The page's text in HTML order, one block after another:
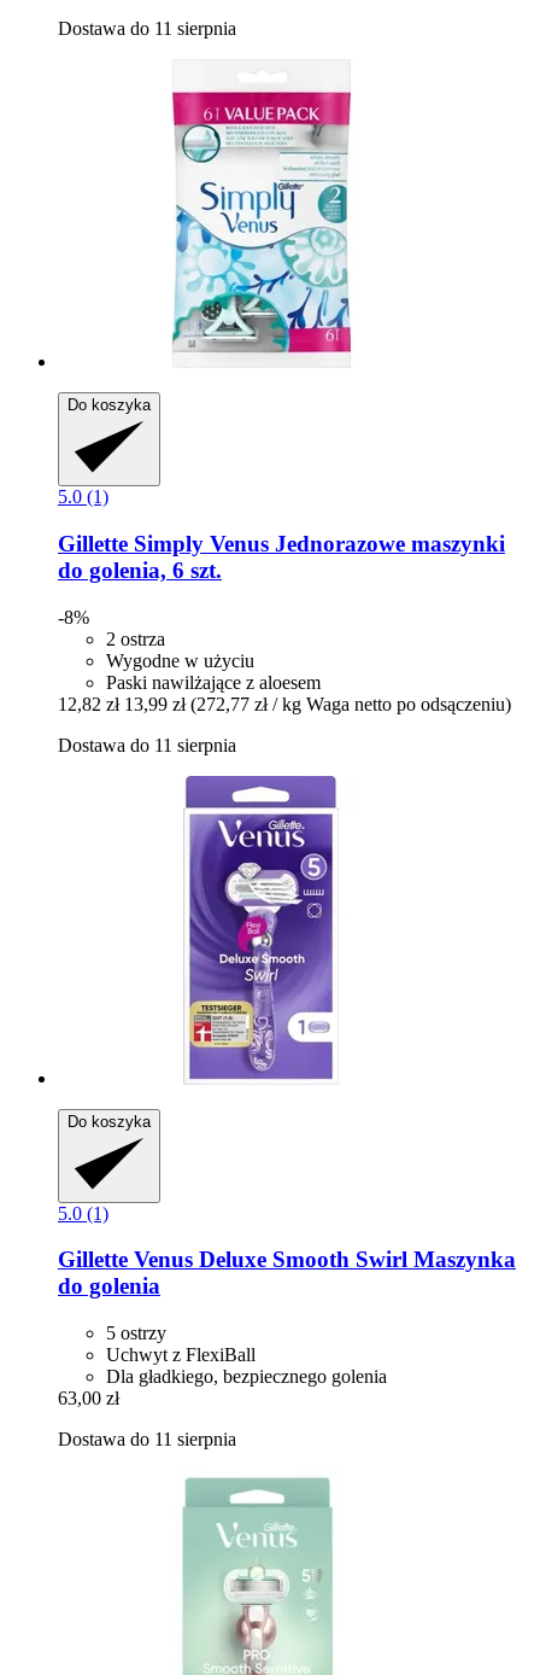
Dostawa do 11 sierpnia
Do koszyka
5.0 (1)
Gillette Simply Venus Jednorazowe maszynki
do golenia, 6 szt.
-8%
2 ostrza
Wygodne w użyciu
Paski nawilżające z aloesem
12,82 zł 13,99 zł (272,77 zł / kg Waga netto po odsączeniu)
Dostawa do 11 sierpnia
Do koszyka
5.0 (1)
Gillette Venus Deluxe Smooth Swirl Maszynka
do golenia
5 ostrzy
Uchwyt z FlexiBall
Dla gładkiego, bezpiecznego golenia
63,00 zł
Dostawa do 11 sierpnia